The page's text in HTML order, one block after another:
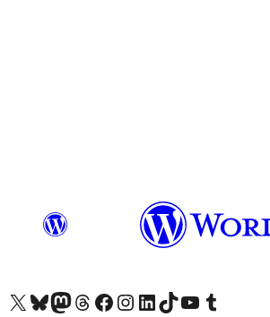
Visit our X (formerly Twitter) account
Visit our Bluesky account
Биздин Mastodon түрмөгүбүзгө баш багыңыз
Visit our Threads account
Биздин Facebook баракчабызга кириңиз
Биздин Instagram баракчабызга баш багыңыз
Биздин LinkedIn баракчабызга баш багыңыз
Visit our TikTok account
Visit our YouTube channel
Visit our Tumblr account